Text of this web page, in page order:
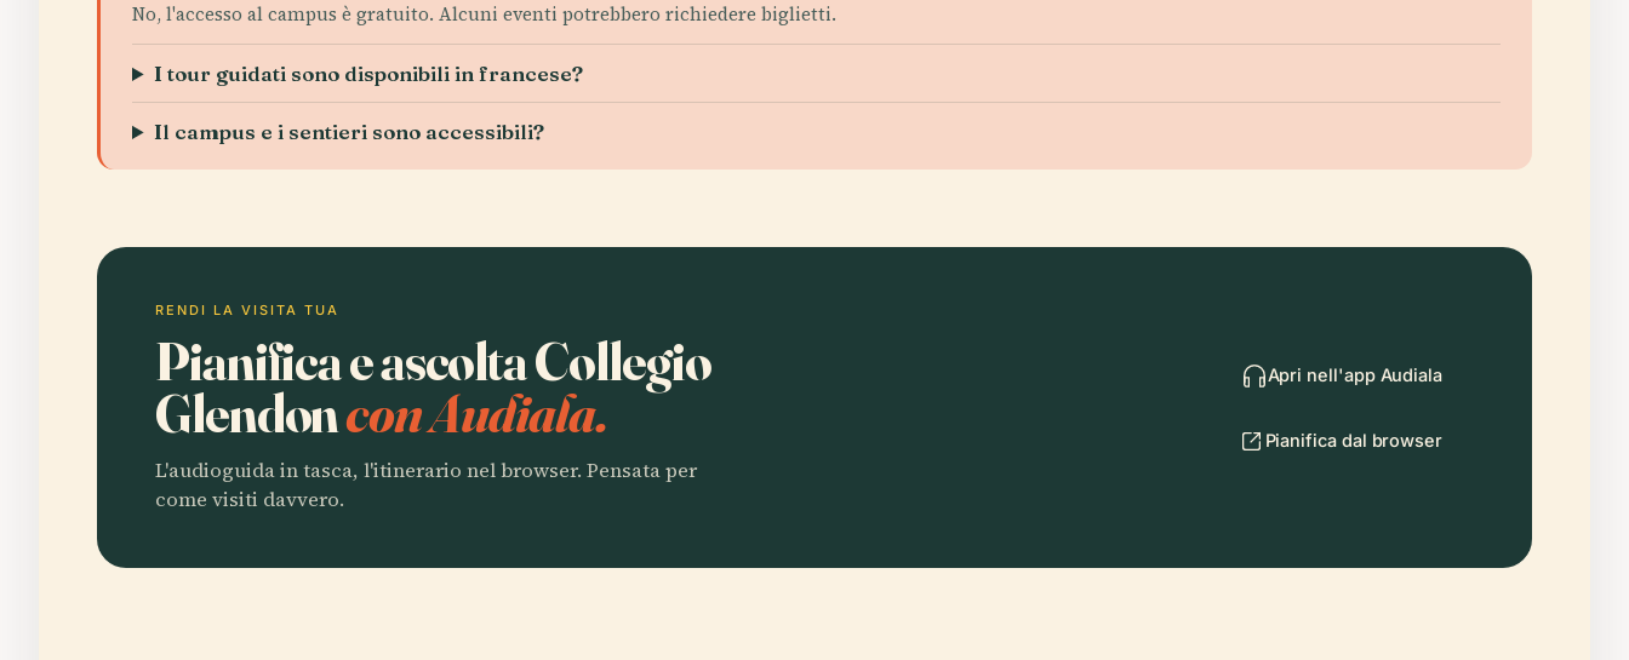
No, l'accesso al campus è gratuito. Alcuni eventi potrebbero richiedere biglietti.
I tour guidati sono disponibili in francese?
Il campus e i sentieri sono accessibili?
RENDI LA VISITA TUA
Pianifica e ascolta Collegio
Glendoncon Audiala.
L'audioguida in tasca, l'itinerario nel browser. Pensata per
come visiti davvero.
Apri nell'app Audiala
Pianifica dal browser